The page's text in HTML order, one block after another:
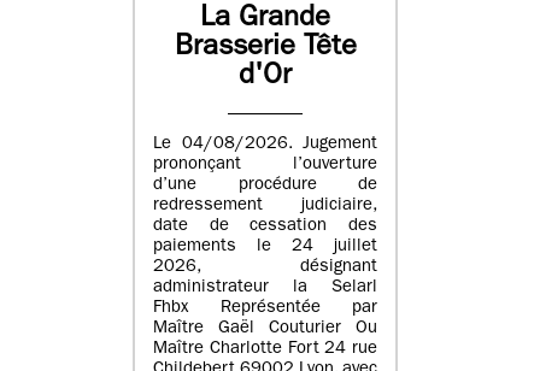
La Grande
Brasserie Tête
d'Or
Le 04/08/2026. Jugement
prononçant l’ouverture
d’une procédure de
redressement judiciaire,
date de cessation des
paiements le 24 juillet
2026, désignant
administrateur la Selarl
Fhbx Représentée par
Maître Gaël Couturier Ou
Maître Charlotte Fort 24 rue